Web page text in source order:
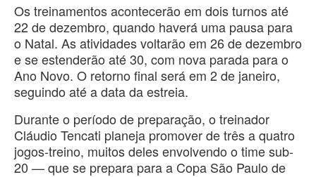
Os treinamentos acontecerão em dois turnos até
22 de dezembro, quando haverá uma pausa para
o Natal. As atividades voltarão em 26 de dezembro
e se estenderão até 30, com nova parada para o
Ano Novo. O retorno final será em 2 de janeiro,
seguindo até a data da estreia.
Durante o período de preparação, o treinador
Cláudio Tencati planeja promover de três a quatro
jogos-treino, muitos deles envolvendo o time sub-
20 — que se prepara para a Copa São Paulo de